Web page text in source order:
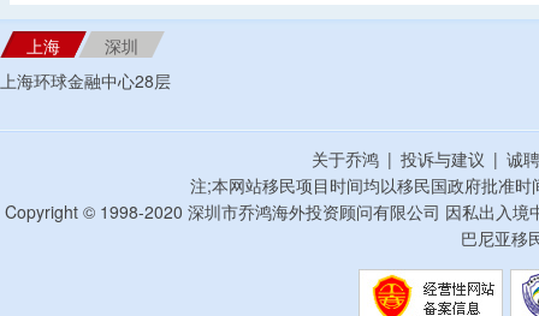
上海
深圳
上海环球金融中心28层
关于乔鸿 | 投诉与建议 | 诚
注;本网站移民项目时间均以移民国政府批准
Copyright © 1998-2020 深圳市乔鸿海外投资顾问有限公司 因私出入
巴尼亚移